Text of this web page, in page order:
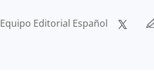
Equipo Editorial Español